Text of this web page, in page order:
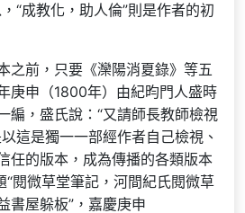
“成教化，助人倫”則是作者的初
之前，只要《灤陽消夏錄》等五
庚申（1800年）由紀昀門人盛時
編，盛氏說：“又請師長教師檢視
這是獨一一部經作者自己檢視、
任的版本，成為傳播的各類版本
“閱微草堂筆記，河間紀氏閱微草
書屋躲板”，嘉慶庚申